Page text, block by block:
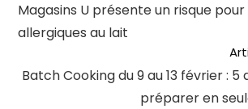
Magasins U présente un risque
allergiques au lait
Batch Cooking du 9 au 13 février :
préparer en